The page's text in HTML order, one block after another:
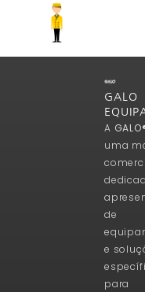
GALO
A
uma
de
e
para